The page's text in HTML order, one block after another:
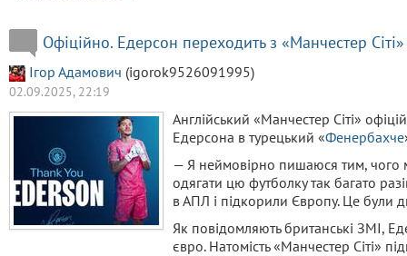
Офіційно. Едерсон переходить з «Манчестер
Ігор Адамович (igorok9526091995)
02.09.2025, 22:19
Англійський «Манчестер Сіті»
Едерсона в турецький «Фенербахче
— Я неймовірно пишаюся тим, чого
одягати цю футболку так багато
в АПЛ і підкорили Європу. Це були
Як повідомляють британські ЗМІ,
євро. Натомість «Манчестер Сіті»